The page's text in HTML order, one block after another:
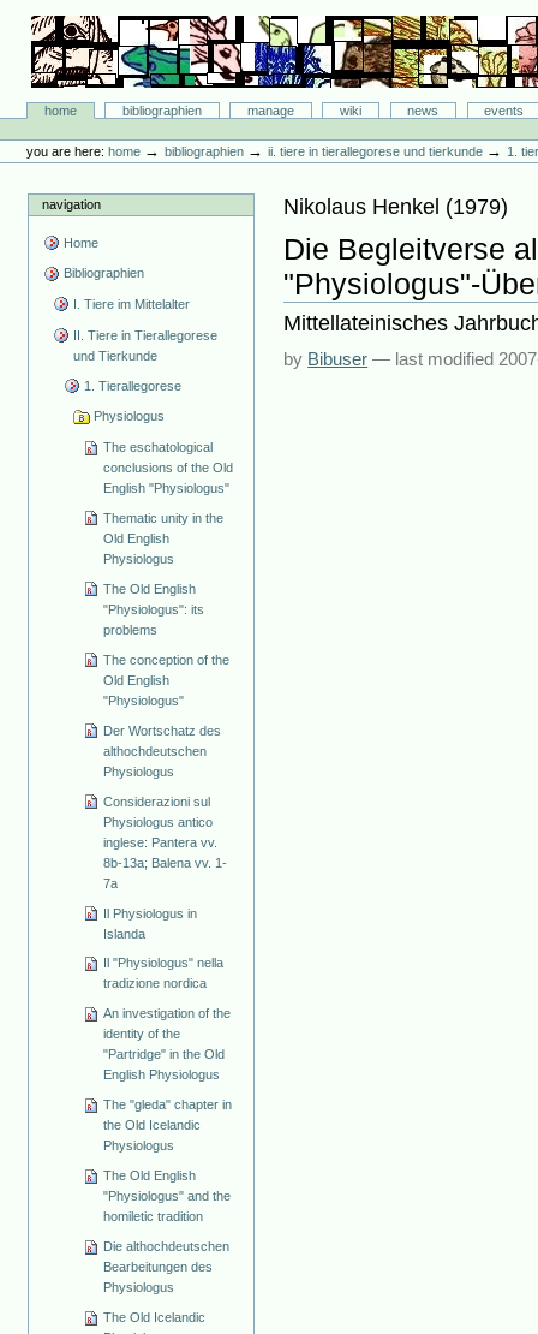
content.
navigation
Bibliographie-Portal
Sectionshome bibliographien manage wiki news
events
tools
you are here: home →bibliographien →ii. tiere in tierallegorese und tierkunde →1.
navigation
Home
Bibliographien
I. Tiere im Mittelalter
II. Tiere in Tierallegorese
und Tierkunde
1. Tierallegorese
Physiologus
The eschatological
conclusions of the Old
English "Physiologus"
Thematic unity in the
Old English
Physiologus
The Old English
"Physiologus": its
problems
The conception of the
Old English
"Physiologus"
Der Wortschatz des
althochdeutschen
Physiologus
Considerazioni sul
Physiologus antico
inglese: Pantera vv.
8b-13a; Balena vv. 1-
7a
Il Physiologus in
Islanda
Il "Physiologus" nella
tradizione nordica
An investigation of the
identity of the
"Partridge" in the Old
English Physiologus
The "gleda" chapter in
the Old Icelandic
Physiologus
The Old English
"Physiologus" and the
homiletic tradition
Die althochdeutschen
Bearbeitungen des
Physiologus
The Old Icelandic
Nikolaus Henkel (1979)
Die Begleitverse
"Physiologus"-
Mittellateinisches
by Bibuser — last modified